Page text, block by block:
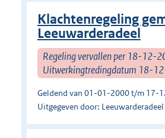
Klachtenregeling
Leeuwarderadeel
Regeling vervallen per 18-12-
Uitwerkingtredingdatum 18-
Geldend van 01-01-2000 t/m 17-
Uitgegeven door: Leeuwarderadeel